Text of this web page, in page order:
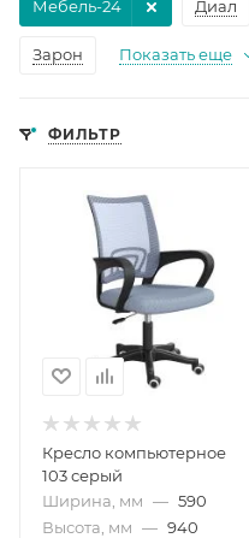
Диал
Зарон
Мебель-24
Показать еще
ФИЛЬТР
Кресло компьютерное
103 серый
Ширина, мм — 590
Высота, мм — 940